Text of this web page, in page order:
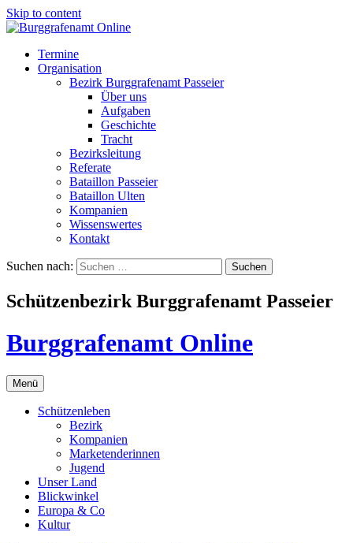
Skip to content
Termine
Organisation
Bezirk Burggrafenamt Passeier
Über uns
Aufgaben
Geschichte
Tracht
Bezirksleitung
Referate
Bataillon Passeier
Bataillon Ulten
Kompanien
Wissenswertes
Kontakt
Suchen nach:
Schützenbezirk Burggrafenamt Passeier
Burggrafenamt Online
Menü
Schützenleben
Bezirk
Kompanien
Marketenderinnen
Jugend
Unser Land
Blickwinkel
Europa & Co
Kultur